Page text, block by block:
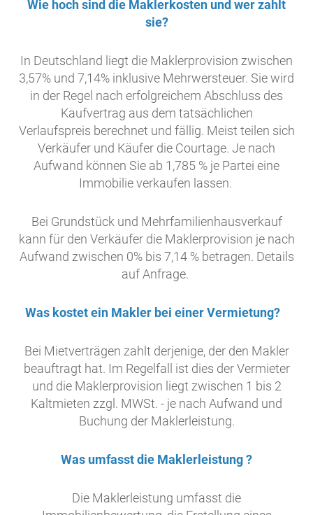
Wie hoch sind die Maklerkosten und wer zahlt
sie?
In Deutschland liegt die Maklerprovision zwischen
3,57% und 7,14% inklusive Mehrwersteuer. Sie wird
in der Regel nach erfolgreichem Abschluss des
Kaufvertrag aus dem tatsächlichen
Verlaufspreis berechnet und fällig. Meist teilen sich
Verkäufer und Käufer die Courtage. Je nach
Aufwand können Sie ab 1,785 % je Partei eine
Immobilie verkaufen lassen.
Bei Grundstück und Mehrfamilienhausverkauf
kann für den Verkäufer die Maklerprovision je nach
Aufwand zwischen 0% bis 7,14 % betragen. Details
auf Anfrage.
Was kostet ein Makler bei einer Vermietung?
Bei Mietverträgen zahlt derjenige, der den Makler
beauftragt hat. Im Regelfall ist dies der Vermieter
und die Maklerprovision liegt zwischen 1 bis 2
Kaltmieten zzgl. MWSt. - je nach Aufwand und
Buchung der Maklerleistung.
Was umfasst die Maklerleistung ?
Die Maklerleistung umfasst die